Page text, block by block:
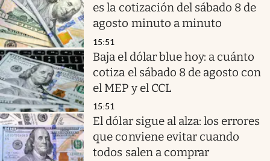
es la cotización del sábado 8 de
agosto minuto a minuto
15:51
Baja el dólar blue hoy: a cuánto
cotiza el sábado 8 de agosto con
el MEP y el CCL
15:51
El dólar sigue al alza: los errores
que conviene evitar cuando
todos salen a comprar